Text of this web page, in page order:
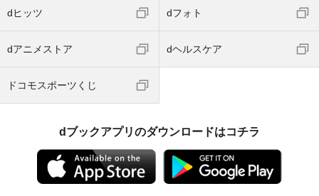
dヒッツ dフォト
dアニメストア dヘルスケア
ドコモスポーツくじ
dブックアプリのダウンロードはコチラ